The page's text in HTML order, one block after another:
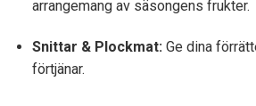
arrangemang av säsongens frukter.
Snittar & Plockmat:Ge dina
förtjänar.